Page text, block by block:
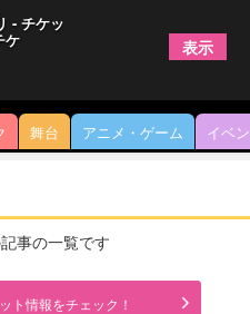
舞台 アニメ・ゲーム イベ
事の一覧です
ト情報をチェック！
- チケッ
ケ 表示